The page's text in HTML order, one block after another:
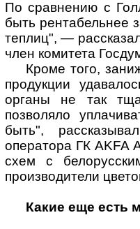
По сравнению с
быть рентабельнее
теплиц", —
член комитета
Кроме того,
продукции
органы не так
позволяло
быть",
оператора ГК AKFA
схем с
производители
Какие еще есть